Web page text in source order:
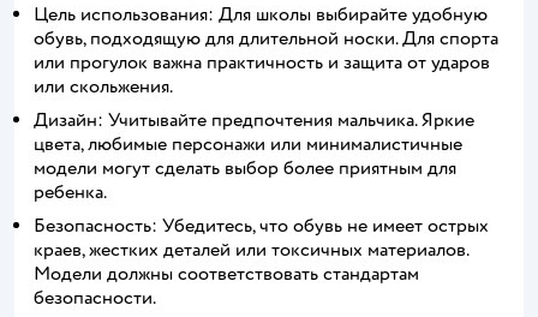
Цель использования: Для школы выбирайте удобную
обувь, подходящую для длительной носки. Для спорта
или прогулок важна практичность и защита от ударов
или скольжения.
Дизайн: Учитывайте предпочтения мальчика. Яркие
цвета, любимые персонажи или минималистичные
модели могут сделать выбор более приятным для
ребенка.
Безопасность: Убедитесь, что обувь не имеет острых
краев, жестких деталей или токсичных материалов.
Модели должны соответствовать стандартам
безопасности.